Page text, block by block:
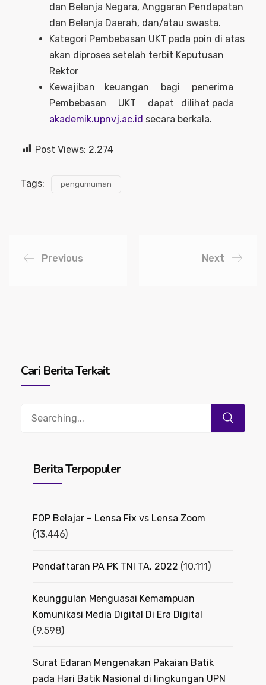
dan Belanja Negara, Anggaran Pendapatan
dan Belanja Daerah, dan/atau swasta.
Kategori Pembebasan UKT pada poin di atas
akan diproses setelah terbit Keputusan
Rektor
Kewajiban keuangan bagi penerima
Pembebasan UKT dapat dilihat pada
akademik.upnvj.ac.id secara berkala.
Post Views: 2,274
Tags: pengumuman
Previous Next
Cari Berita Terkait
Berita Terpopuler
FOP Belajar – Lensa Fix vs Lensa Zoom
(13,446)
Pendaftaran PA PK TNI TA. 2022 (10,111)
Keunggulan Menguasai Kemampuan
Komunikasi Media Digital Di Era Digital
(9,598)
Surat Edaran Mengenakan Pakaian Batik
pada Hari Batik Nasional di lingkungan UPN